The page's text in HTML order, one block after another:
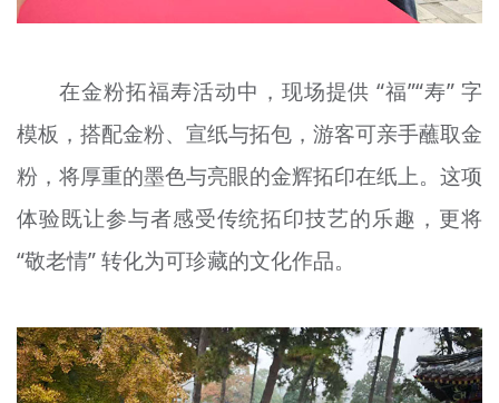
在金粉拓福寿活动中，现场提供 “福”“寿” 字
模板，搭配金粉、宣纸与拓包 ，游客可亲手蘸取金
粉，将厚重的墨色与亮眼的金辉拓印在纸上。这项
体验既让参与者感受传统拓印技艺的乐趣，更将
“敬老情” 转化为可珍藏的文化作品。